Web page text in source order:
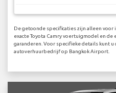
De getoonde specificaties zijn alleen
exacte Toyota Camry voertuigmodel en
garanderen. Voor specifieke details kunt
autoverhuurbedrijf op Bangkok Airport.